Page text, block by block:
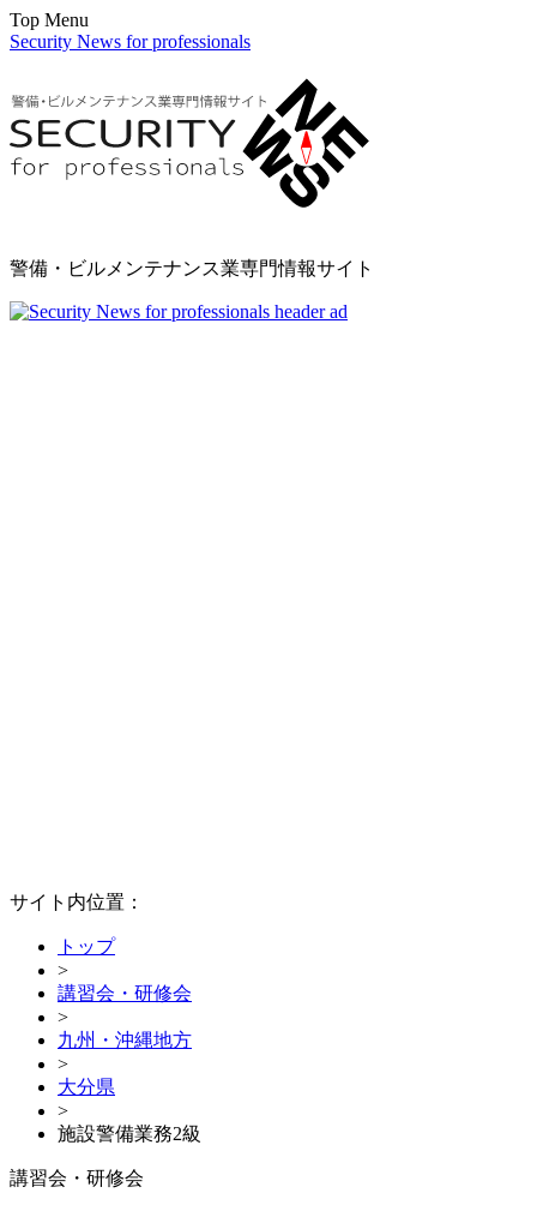
Top Menu
Security News for professionals
警備・ビルメンテナンス業専門情報サイト
サイト内位置：
トップ
>
講習会・研修会
>
九州・沖縄地方
>
大分県
>
施設警備業務2級
講習会・研修会